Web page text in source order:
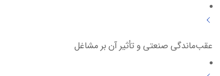
عقب‌ماندگی صنعتی و تأثیر آن بر مشاغل